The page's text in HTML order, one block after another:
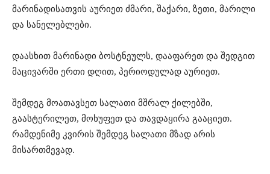
მარინადისათვის აურიეთ ძმარი, შაქარი, ზეთი, მარილი
და სანელებლები.
დაასხით მარინადი ბოსტნეულს, დააფარეთ და შედგით
მაცივარში ერთი დღით, პერიოდულად აურიეთ.
შემდეგ მოათავსეთ სალათი მშრალ ქილებში,
გაასტერილეთ, მოხუფეთ და თავდაყირა გააციეთ.
რამდენიმე კვირის შემდეგ სალათი მზად არის
მისართმევად.